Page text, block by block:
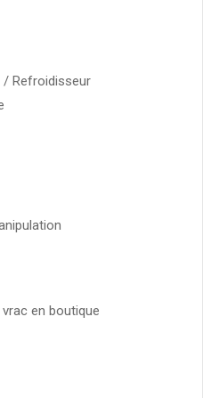
Refroidisseur
en boutique